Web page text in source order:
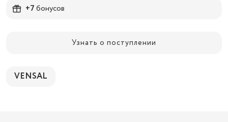
+7бонусов
Узнать о поступлении
VENSAL